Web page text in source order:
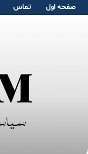
صفحە اول تماس